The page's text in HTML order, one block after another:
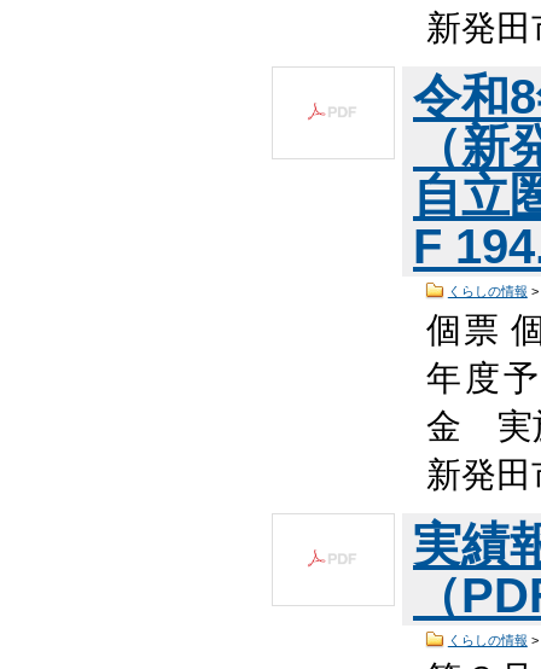
新発
令和
（
自立
F
くらしの情報 >
個票
年度
金 実
新発
実績
（
くらしの情報 >